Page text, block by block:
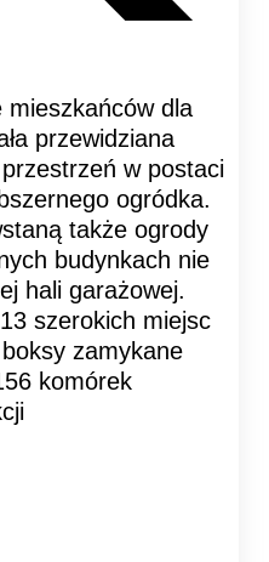
dla
przewidziana
w postaci
ogródka.
także ogrody
budynkach nie
hali garażowej.
szerokich miejsc
zamykane
komórek